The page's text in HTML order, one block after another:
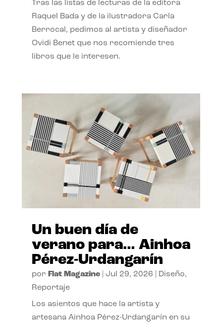
Tras las listas de lecturas de la editora
Raquel Bada y de la ilustradora Carla
Berrocal, pedimos al artista y diseñador
Ovidi Benet que nos recomiende tres
libros que le interesen.
Un buen día de
verano para… Ainhoa
Pérez-Urdangarín
por Flat Magazine| Jul 29, 2026 Diseño,
Reportaje
Los asientos que hace la artista y
artesana Ainhoa Pérez-Urdangarín en su